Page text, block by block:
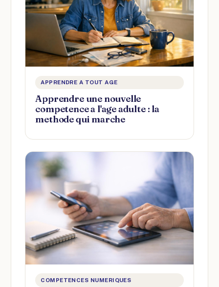
APPRENDRE A TOUT AGE
Apprendre une nouvelle
competence a l'age adulte : la
methode qui marche
COMPETENCES NUMERIQUES